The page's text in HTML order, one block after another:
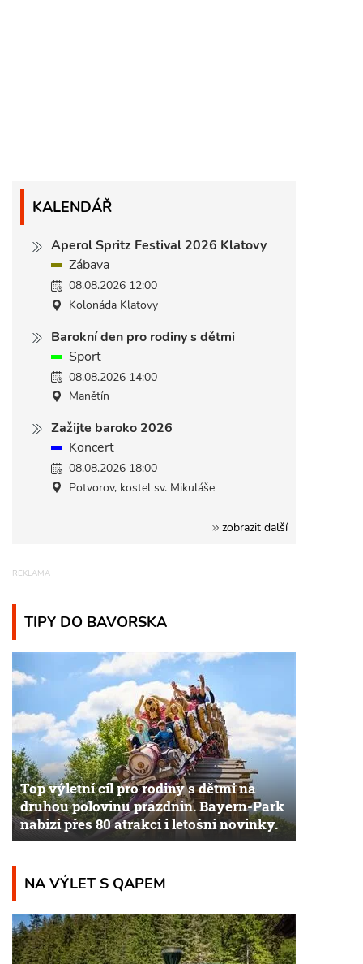
KALENDÁŘ
Aperol Spritz Festival 2026 Klatovy
Zábava
08.08.2026 12:00
Kolonáda Klatovy
Barokní den pro rodiny s dětmi
Sport
08.08.2026 14:00
Manětín
Zažijte baroko 2026
Koncert
08.08.2026 18:00
Potvorov, kostel sv. Mikuláše
zobrazit další
TIPY DO BAVORSKA
Top výletní cíl pro rodiny s dětmi na
druhou polovinu prázdnin. Bayern-Park
nabízí přes 80 atrakcí i letošní novinky.
NA VÝLET S QAPEM